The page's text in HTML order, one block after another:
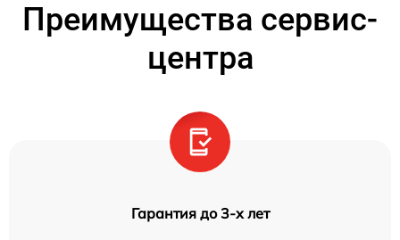
Преимущества сервис-
центра
Гарантия до 3-х лет